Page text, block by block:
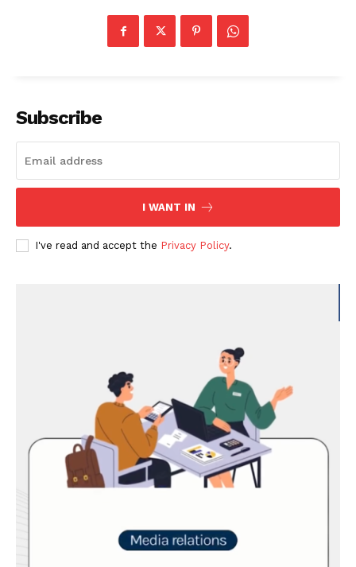
Subscribe
I WANT IN
I've read and accept the Privacy Policy.